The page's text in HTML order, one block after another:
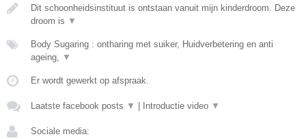
Dit schoonheidsinstituut is ontstaan vanuit mijn kinderdroom. Deze
droom is ▼
Body Sugaring : ontharing met suiker, Huidverbetering en anti
ageing,
▼
Er wordt gewerkt op afspraak.
Laatste facebook posts ▼ | Introductie video ▼
Sociale media: